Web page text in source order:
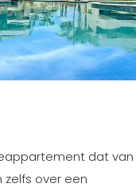
dat van
zelfs over een